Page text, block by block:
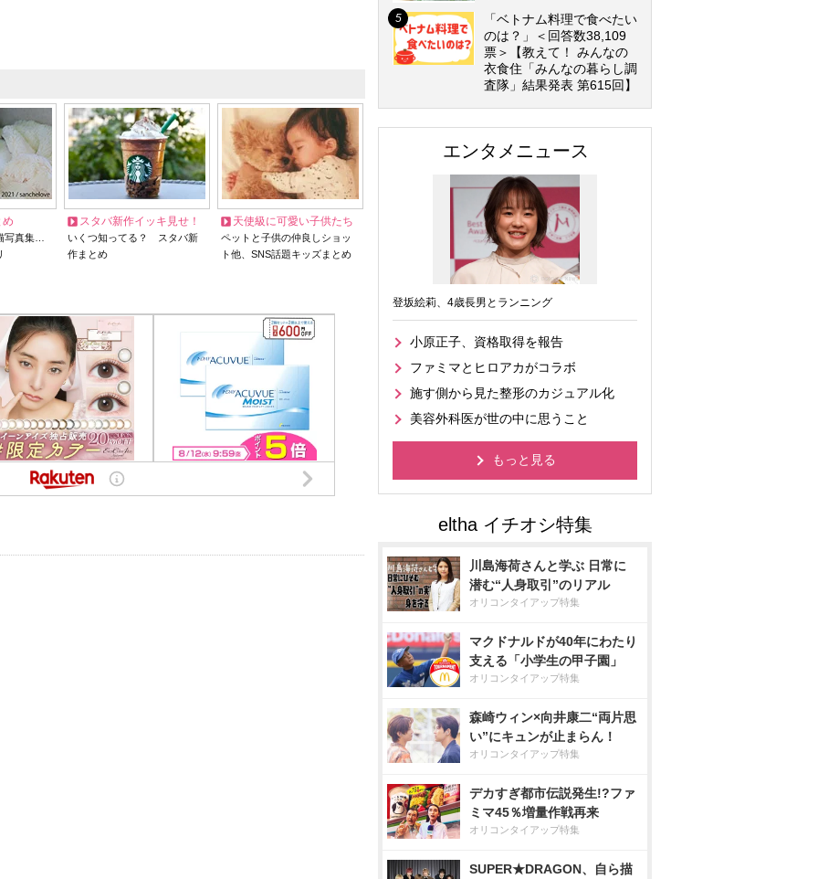
め
写真集…
スタバ新作イッキ見せ！
いくつ知ってる？ スタバ新
作まとめ
天使級に可愛い子供たち
ペットと子供の仲良しショッ
ト他、SNS話題キッズまとめ
「ベトナム料理で食べたい
のは？」＜回答数38,109
票＞【教えて！ みんなの
衣食住「みんなの暮らし調
査隊」結果発表 第615回】
エンタメニュース
登坂絵莉、4歳長男とランニング
小原正子、資格取得を報告
ファミマとヒロアカがコラボ
施す側から見た整形のカジュアル化
美容外科医が世の中に思うこと
もっと見る
川島海荷さんと学ぶ 日常に
潜む“人身取引”のリアル
オリコンタイアップ特集
マクドナルドが40年にわたり
支える「小学生の甲子園」
オリコンタイアップ特集
森崎ウィン×向井康二“両片思
い”にキュンが止まらん！
オリコンタイアップ特集
デカすぎ都市伝説発生!?ファ
ミマ45％増量作戦再来
オリコンタイアップ特集
SUPER★DRAGON、自ら描